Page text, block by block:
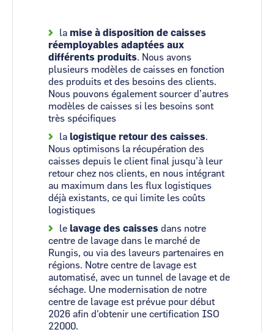
la mise à disposition de caisses
réemployables adaptées aux
différents produits. Nous avons
plusieurs modèles de caisses en fonction
des produits et des besoins des clients.
Nous pouvons également sourcer d’autres
modèles de caisses si les besoins sont
très spécifiques
la logistique retour des caisses.
Nous optimisons la récupération des
caisses depuis le client final jusqu’à leur
retour chez nos clients, en nous intégrant
au maximum dans les flux logistiques
déjà existants, ce qui limite les coûts
logistiques
le lavage des caisses dans notre
centre de lavage dans le marché de
Rungis, ou via des laveurs partenaires en
régions. Notre centre de lavage est
automatisé, avec un tunnel de lavage et de
séchage. Une modernisation de notre
centre de lavage est prévue pour début
2026 afin d'obtenir une certification ISO
22000.